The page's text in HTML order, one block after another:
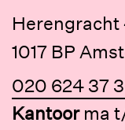
Herengracht
1017 BP
020 624 37
Kantoor ma